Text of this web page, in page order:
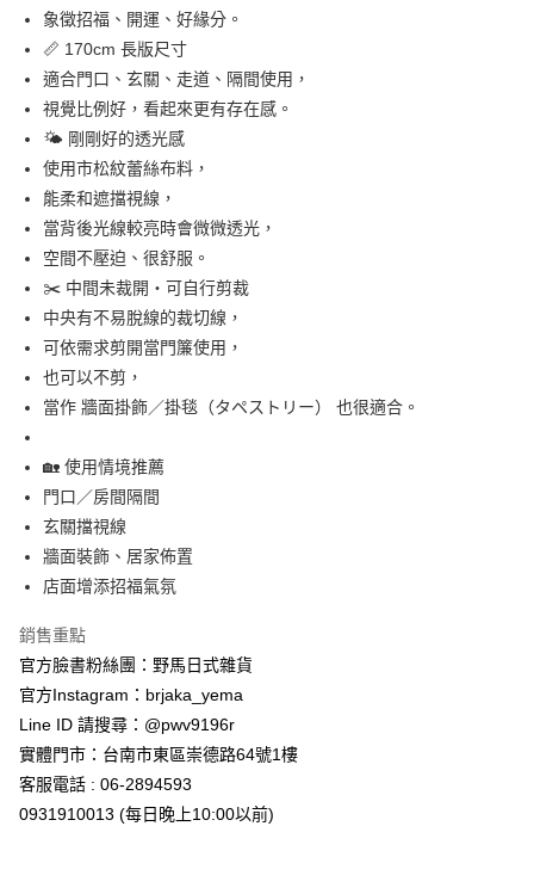
7-11取貨付款
每筆NT$65，滿NT$999(含以上)免運費
付款後7-11取貨
宅配
每筆NT$100，滿NT$999(含以上)免運費
象徵招福、開運、好緣分。
📏 170cm 長版尺寸
適合門口、玄關、走道、隔間使用，
視覺比例好，看起來更有存在感。
🌤 剛剛好的透光感
使用市松紋蕾絲布料，
能柔和遮擋視線，
當背後光線較亮時會微微透光，
空間不壓迫、很舒服。
✂️ 中間未裁開・可自行剪裁
中央有不易脫線的裁切線，
可依需求剪開當門簾使用，
也可以不剪，
當作 牆面掛飾／掛毯（タペストリー） 也很適合。
🏡 使用情境推薦
門口／房間隔間
玄關擋視線
牆面裝飾、居家佈置
店面增添招福氣氛
銷售重點
官方臉書粉絲團：野馬日式雜貨
官方Instagram：brjaka_yema
Line ID 請搜尋：@pwv9196r
實體門市：台南市東區崇德路64號1樓
客服電話 : 06-2894593
0931910013 (每日晚上10:00以前)